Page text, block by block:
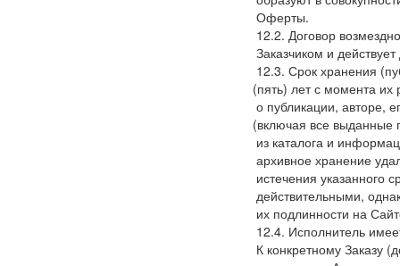
Оферты.
12.2. Договор
Заказчиком и
12.3. Срок хранения
(пять) лет с момента их
о публикации, авторе,
(включая все выданные
из каталога и
архивное хранение
истечения указанного
действительными,
их подлинности на
12.4. Исполнитель
К конкретному Заказу